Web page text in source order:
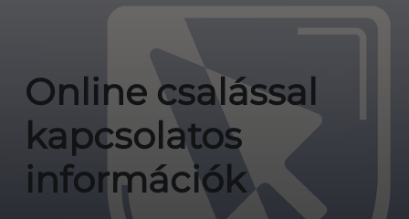
Online csalással
kapcsolatos
információk